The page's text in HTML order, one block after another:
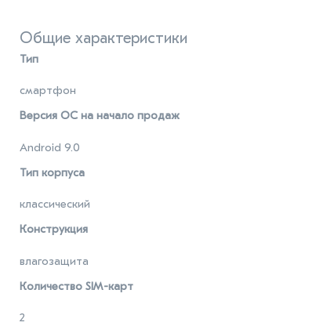
Общие характеристики
Тип
смартфон
Версия ОС на начало продаж
Android 9.0
Тип корпуса
классический
Конструкция
влагозащита
Количество SIM-карт
2